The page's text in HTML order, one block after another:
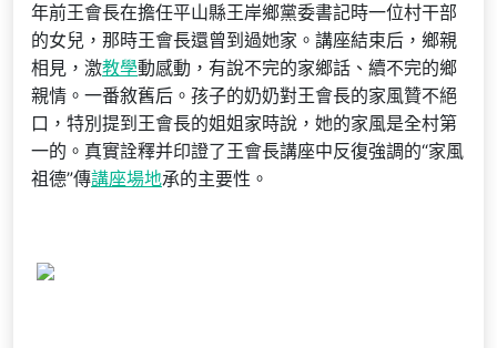
年前王會長在擔任平山縣王岸鄉黨委書記時一位村干部
的女兒，那時王會長還曾到過她家。講座結束后，鄉親
相見，激教學動感動，有說不完的家鄉話、續不完的鄉
親情。一番敘舊后。孩子的奶奶對王會長的家風贊不絕
口，特別提到王會長的姐姐家時說，她的家風是全村第
一的。真實詮釋并印證了王會長講座中反復強調的“家風
祖德”傳講座場地承的主要性。